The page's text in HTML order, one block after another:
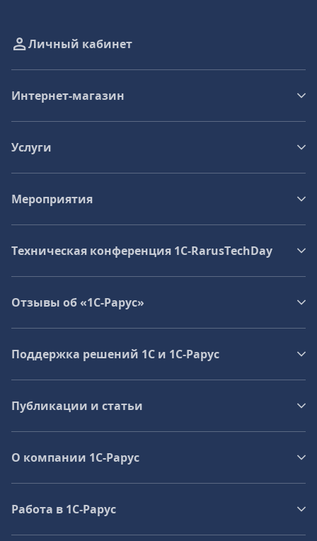
Личный кабинет
Интернет-магазин
Услуги
Мероприятия
Техническая конференция 1C‑RarusTechDay
Отзывы об «1С-Рарус»
Поддержка решений 1С и 1С‑Рарус
Публикации и статьи
О компании 1C-Рарус
Работа в 1С‑Рарус